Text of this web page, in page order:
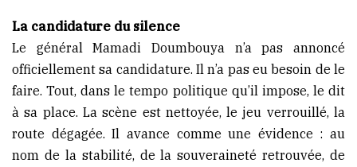
La candidature du silence
Le général Mamadi Doumbouya n’a pas annoncé
officiellement sa candidature. Il n’a pas eu besoin de le
faire. Tout, dans le tempo politique qu’il impose, le dit
à sa place. La scène est nettoyée, le jeu verrouillé, la
route dégagée. Il avance comme une évidence : au
nom de la stabilité, de la souveraineté retrouvée, de